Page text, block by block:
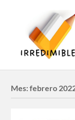
Mes:febrero